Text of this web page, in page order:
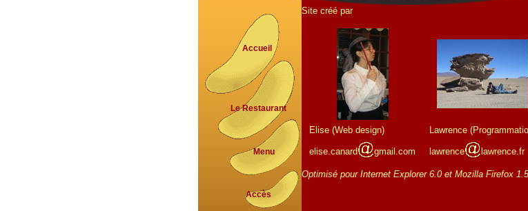
Accueil
Le Restaurant
Menu
Accès
Site créé par
Elise (Web design) Lawrence
elise.canard gmail.com lawrence lawrence.fr
Optimisé pour Internet Explorer 6.0 et Mozilla Firefox 1.5